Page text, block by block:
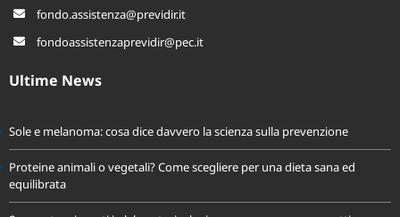
06.22799725
fondo.assistenza@previdir.it
Sole e melanoma: cosa dice davvero la scienza sulla prevenzione
Proteine animali o vegetali? Come scegliere per una dieta sana ed
equilibrata